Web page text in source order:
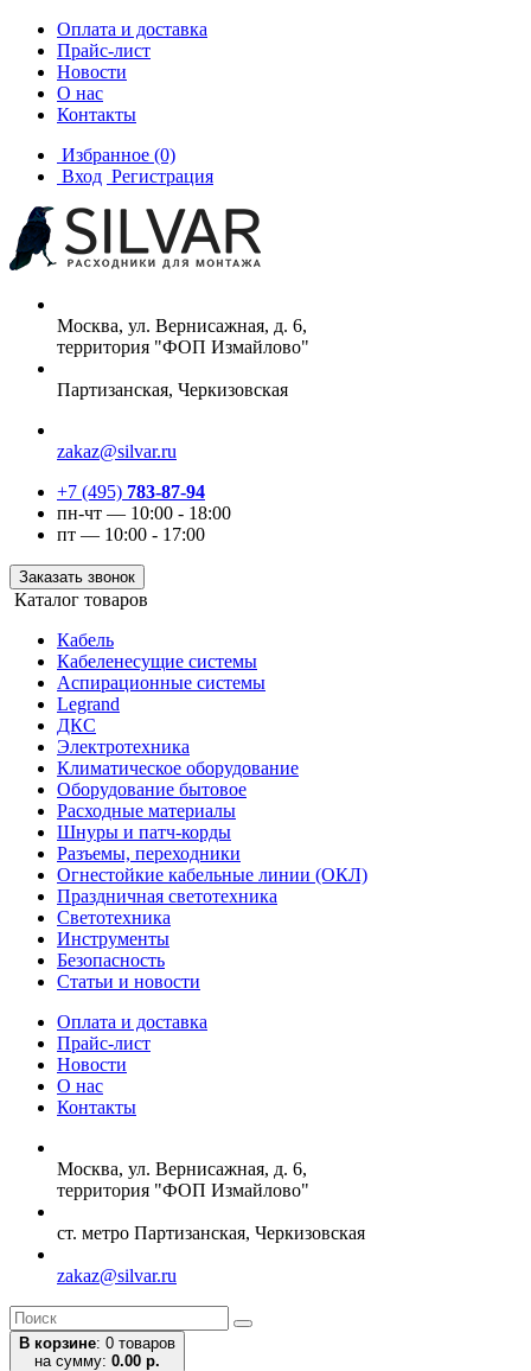
Оплата и доставка
Прайс-лист
Новости
О нас
Контакты
Избранное (0)
Вход Регистрация
Москва, ул. Вернисажная, д. 6,
территория "ФОП Измайлово"
Партизанская, Черкизовская
zakaz@silvar.ru
+7 (495) 783-87-94
пн-чт — 10:00 - 18:00
пт — 10:00 - 17:00
Заказать звонок
Каталог товаров
Кабель
Кабеленесущие системы
Аспирационные системы
Legrand
ДКС
Электротехника
Климатическое оборудование
Оборудование бытовое
Расходные материалы
Шнуры и патч-корды
Разъемы, переходники
Огнестойкие кабельные линии (ОКЛ)
Праздничная светотехника
Светотехника
Инструменты
Безопасность
Статьи и новости
Оплата и доставка
Прайс-лист
Новости
О нас
Контакты
Москва, ул. Вернисажная, д. 6,
территория "ФОП Измайлово"
ст. метро Партизанская, Черкизовская
zakaz@silvar.ru
В корзине: 0 товаров
на сумму: 0.00 р.